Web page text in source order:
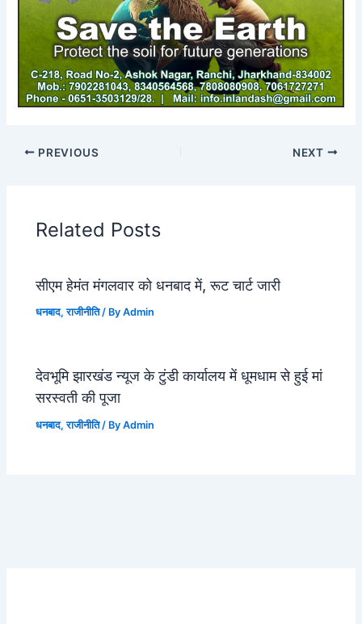
PREVIOUS NEXT
Related Posts
सीएम हेमंत मंगलवार को धनबाद में, रूट चार्ट जारी
धनबाद,राजीनीति/ ByAdmin
देवभूमि झारखंड न्यूज के टुंडी कार्यालय में धूमधाम से हुई मां
सरस्वती की पूजा
धनबाद,राजीनीति/ ByAdmin